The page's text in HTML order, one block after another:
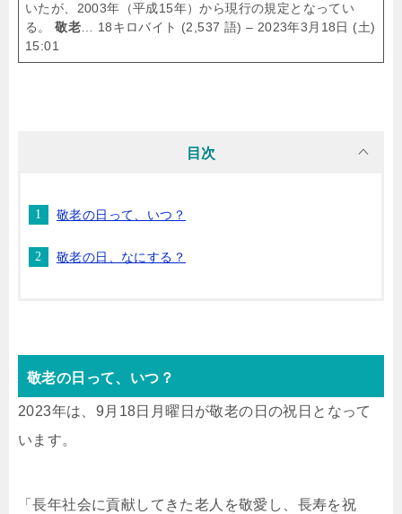
いたが、2003年（平成15年）から現行の規定となってい
る。敬老 … 18キロバイト (2,537 語) – 2023年3月18日 (土)
15:01
目次
敬老の日って、いつ？
敬老の日、なにする？
敬老の日って、いつ？
2023年は、9月18日月曜日が敬老の日の祝日となって
います。
「長年社会に貢献してきた老人を敬愛し、長寿を祝